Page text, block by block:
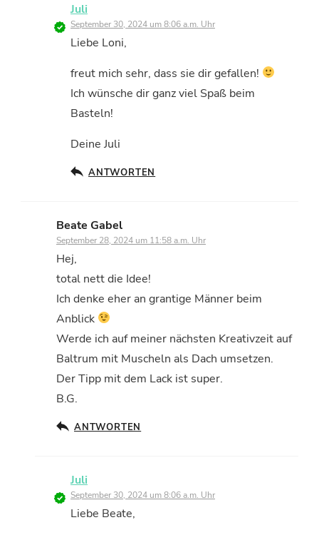
Juli
September 30, 2024 um 8:06 a.m. Uhr
Liebe Loni,
freut mich sehr, dass sie dir gefallen!
Ich wünsche dir ganz viel Spaß beim
Basteln!
Deine Juli
ANTWORTEN
Beate Gabel
September 28, 2024 um 11:58 a.m. Uhr
Hej,
total nett die Idee!
Ich denke eher an grantige Männer beim
Anblick
Werde ich auf meiner nächsten Kreativzeit auf
Baltrum mit Muscheln als Dach umsetzen.
Der Tipp mit dem Lack ist super.
B.G.
ANTWORTEN
Juli
September 30, 2024 um 8:06 a.m. Uhr
Liebe Beate,